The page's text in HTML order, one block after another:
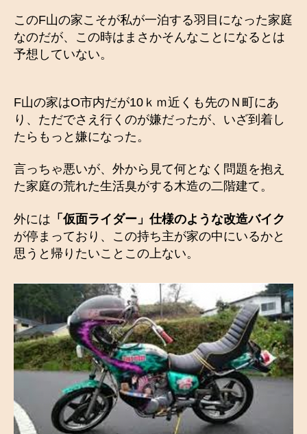
このF山の家こそが私が一泊する羽目になった家庭
なのだが、この時はまさかそんなことになるとは
予想していない。
F山の家はO市内だが10ｋｍ近くも先のＮ町にあ
り、ただでさえ行くのが嫌だったが、いざ到着し
たらもっと嫌になった。
言っちゃ悪いが、外から見て何となく問題を抱え
た家庭の荒れた生活臭がする木造の二階建て。
外には 「仮面ライダー」仕様のような改造バイク
が停まっており、この持ち主が家の中にいるかと
思うと帰りたいことこの上ない。